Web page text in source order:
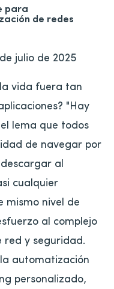
para
de redes
julio de 2025
vida fuera tan
"Hay
lema que todos
de navegar por
al
cualquier
mismo nivel de
al complejo
red y seguridad.
automatización
personalizado,